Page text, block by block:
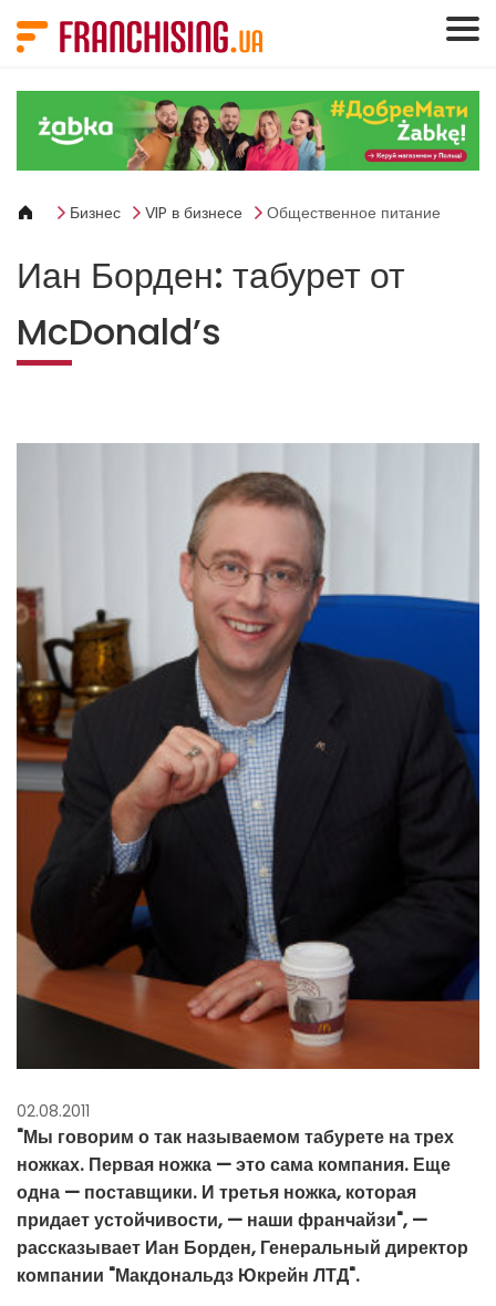
Бизнес VIP в бизнесе Общественное питание
Иан Борден: табурет от
McDonald’s
02.08.2011
"Мы говорим о так называемом табурете на трех
ножках. Первая ножка — это сама компания. Еще
одна — поставщики. И третья ножка, которая
придает устойчивости, — наши франчайзи", —
рассказывает Иан Борден, Генеральный директор
компании "Макдональдз Юкрейн ЛТД".